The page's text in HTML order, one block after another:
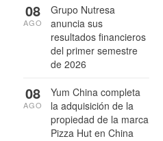
Grupo Nutresa
anuncia sus
resultados financieros
del primer semestre
de 2026
08
AGO
Yum China completa
la adquisición de la
propiedad de la marca
Pizza Hut en China
08
AGO